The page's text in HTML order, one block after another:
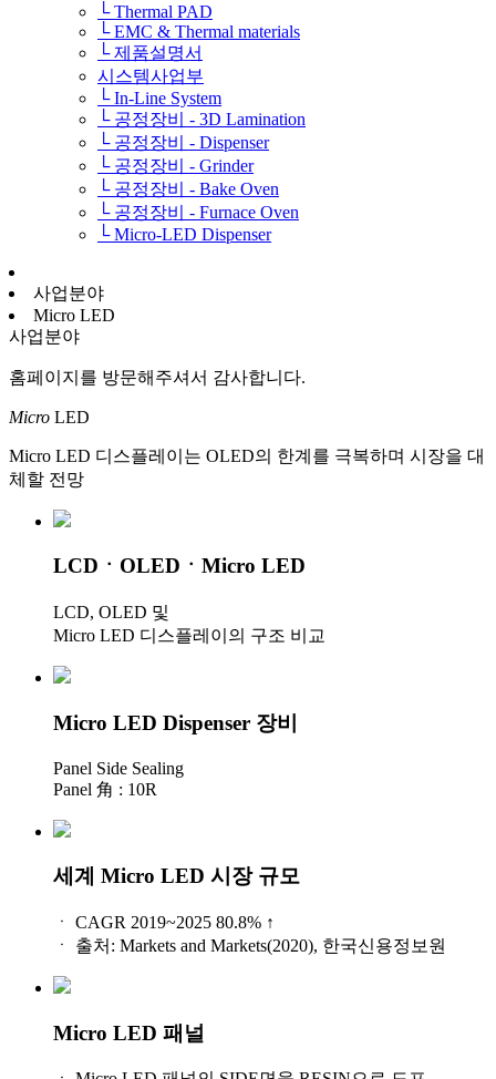
└ Thermal PAD
└ EMC & Thermal materials
└ 제품설명서
시스템사업부
└ In-Line System
└ 공정장비 - 3D Lamination
└ 공정장비 - Dispenser
└ 공정장비 - Grinder
└ 공정장비 - Bake Oven
└ 공정장비 - Furnace Oven
└ Micro-LED Dispenser
사업분야
Micro LED
사업분야
홈페이지를 방문해주셔서 감사합니다.
Micro LED
Micro LED 디스플레이는 OLED의 한계를 극복하며 시장을 대
체할 전망
LCDㆍOLEDㆍMicro LED
LCD, OLED 및
Micro LED 디스플레이의 구조 비교
Micro LED Dispenser 장비
Panel Side Sealing
Panel 角 : 10R
세계 Micro LED 시장 규모
ㆍ CAGR 2019~2025 80.8% ↑
ㆍ 출처: Markets and Markets(2020), 한국신용정보원
Micro LED 패널